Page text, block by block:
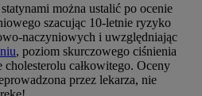
można ustalić po ocenie
szacując 10-letnie ryzyko
naczyniowych i uwzględniając
, poziom skurczowego ciśnienia
cholesterolu całkowitego. Oceny
przez lekarza, nie